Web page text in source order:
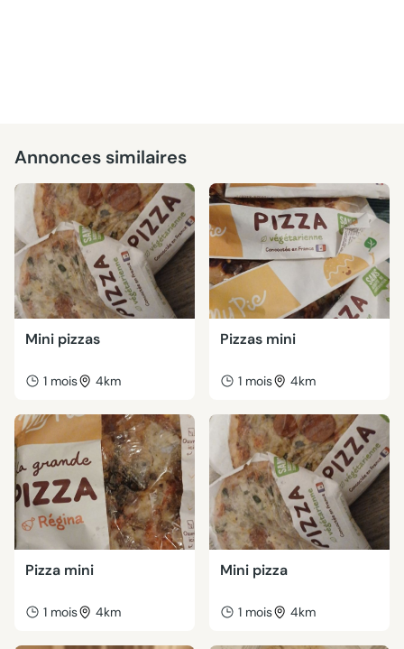
Annonces similaires
Mini pizzas
1 mois 4km
Pizzas mini
1 mois 4km
Pizza mini
1 mois 4km
Mini pizza
1 mois 4km